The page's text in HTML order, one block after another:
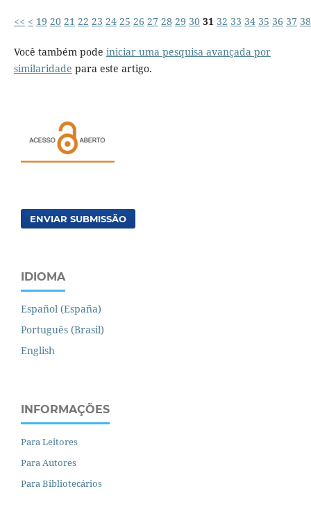
<< < 19 20 21 22 23 24 25 26 27 28 29 30 31 32 33 34 35 36 37 38
Você também pode iniciar uma pesquisa avançada por
similaridade para este artigo.
ENVIAR SUBMISSÃO
IDIOMA
Español (España)
Português (Brasil)
English
INFORMAÇÕES
Para Leitores
Para Autores
Para Bibliotecários